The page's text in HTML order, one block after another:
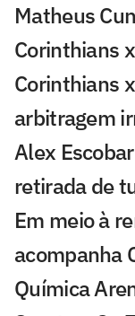
Matheus
Corinthians
Corinthians
arbitragem
Alex
retirada de
Em meio à
acompanha
Química